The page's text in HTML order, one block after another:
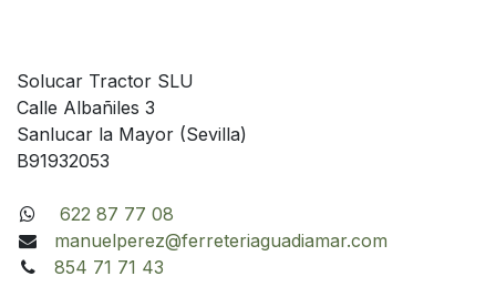
Solucar Tractor SLU
Calle Albañiles 3
Sanlucar la Mayor (Sevilla)
B91932053
622 87 77 08
manuelperez@ferreteriaguadiamar.com
854 71 71 43